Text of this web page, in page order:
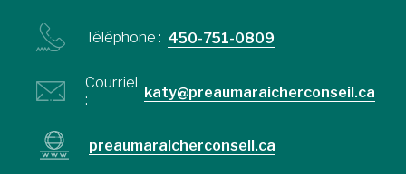
Téléphone : 450-751-0809
Courriel
:
katy@preaumaraicherconseil.ca
preaumaraicherconseil.ca